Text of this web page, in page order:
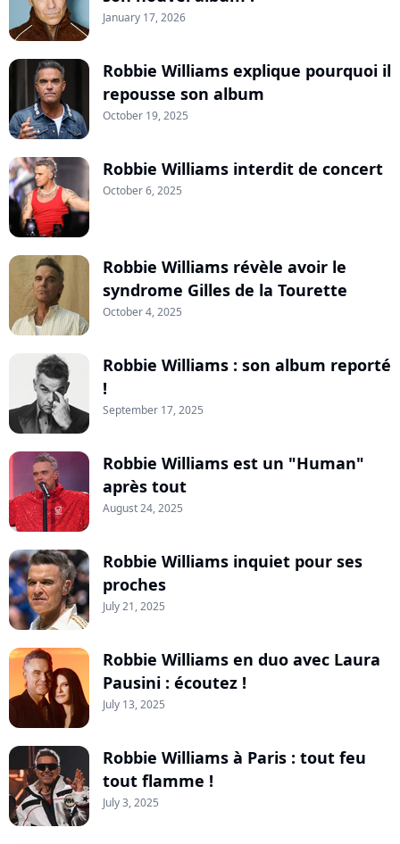
January 17, 2026
Robbie Williams explique pourquoi il
repousse son album
October 19, 2025
Robbie Williams interdit de concert
October 6, 2025
Robbie Williams révèle avoir le
syndrome Gilles de la Tourette
October 4, 2025
Robbie Williams : son album reporté
!
September 17, 2025
Robbie Williams est un "Human"
après tout
August 24, 2025
Robbie Williams inquiet pour ses
proches
July 21, 2025
Robbie Williams en duo avec Laura
Pausini : écoutez !
July 13, 2025
Robbie Williams à Paris : tout feu
tout flamme !
July 3, 2025